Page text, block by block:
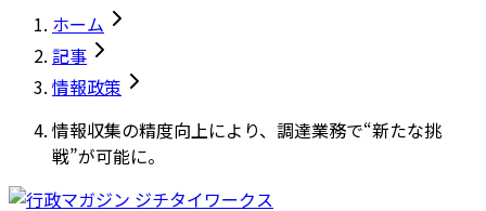
ホーム
記事
情報政策
情報収集の精度向上により、調達業務で“新たな挑
戦”が可能に。